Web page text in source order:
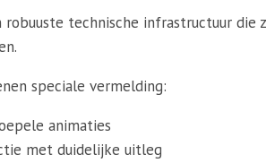
technische infrastructuur die
speciale vermelding:
animaties
met duidelijke uitleg